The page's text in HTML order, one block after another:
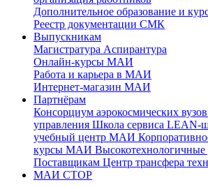
Дополнительное образование и
Реестр документации СМК
Выпускникам
Магистратура Аспирантура
Онлайн-курсы МАИ
Работа и карьера в МАИ
Интернет-магазин МАИ
Партнёрам
Консорциум аэрокосмических
управления Школа сервиса LEAN-
учебный центр МАИ
курсы МАИ Высокотехнологичные
Поставщикам Центр трансфера
МАИ СТОР